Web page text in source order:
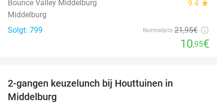
Bounce Valley Middelburg 9.4 star
Middelburg
Solgt: 799
Normalpris 21,95€
10,95€
2-gangen keuzelunch bij Houttuinen in
Middelburg